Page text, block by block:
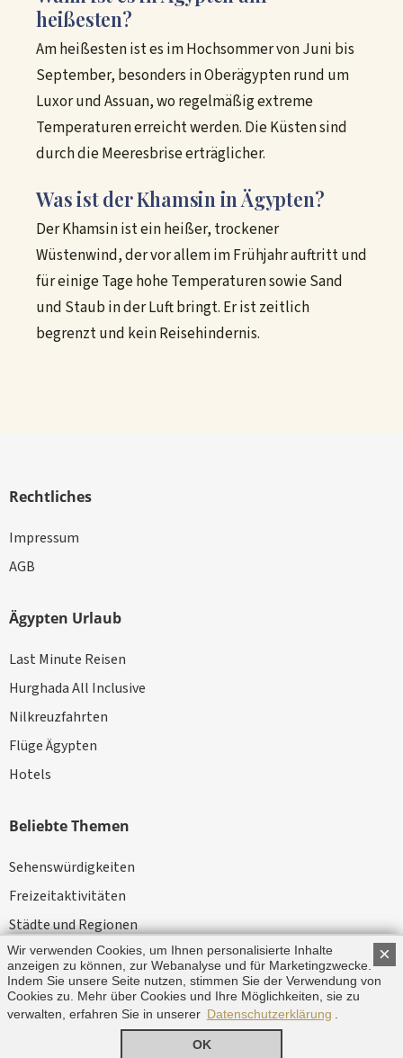
heißesten?
Am heißesten ist es im Hochsommer von Juni bis
September, besonders in Oberägypten rund um
Luxor und Assuan, wo regelmäßig extreme
Temperaturen erreicht werden. Die Küsten sind
durch die Meeresbrise erträglicher.
Was ist der Khamsin in Ägypten?
Der Khamsin ist ein heißer, trockener
Wüstenwind, der vor allem im Frühjahr auftritt und
für einige Tage hohe Temperaturen sowie Sand
und Staub in der Luft bringt. Er ist zeitlich
begrenzt und kein Reisehindernis.
Rechtliches
Impressum
AGB
Ägypten Urlaub
Last Minute Reisen
Hurghada All Inclusive
Nilkreuzfahrten
Flüge Ägypten
Hotels
Beliebte Themen
Sehenswürdigkeiten
Freizeitaktivitäten
Städte und Regionen
Kameltouren
News
© Copyright 2026 by Aegypten.de
×
Wir verwenden Cookies, um Ihnen personalisierte Inhalte
anzeigen zu können, zur Webanalyse und für Marketingzwecke.
Indem Sie unsere Seite nutzen, stimmen Sie der Verwendung von
Cookies zu. Mehr über Cookies und Ihre Möglichkeiten, sie zu
verwalten, erfahren Sie in unserer Datenschutzerklärung
OK